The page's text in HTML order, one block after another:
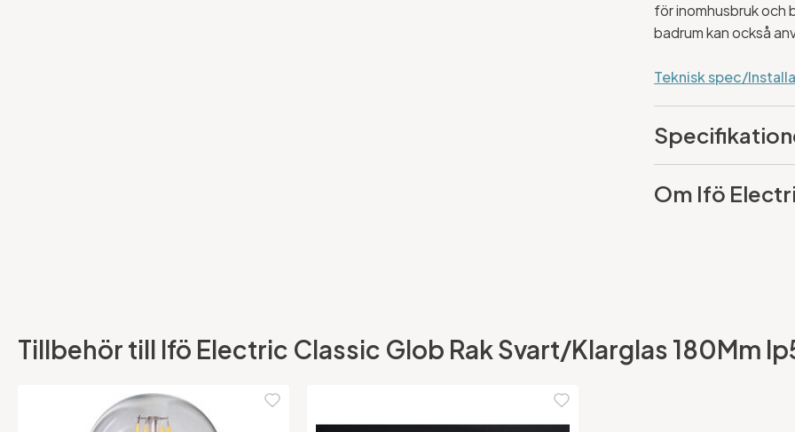
för inomhusbruk och
badrum kan också
Teknisk spec/
Om Ifö
Tillbehör till Ifö Electric Classic Glob Rak Svart/Klarglas 180Mm